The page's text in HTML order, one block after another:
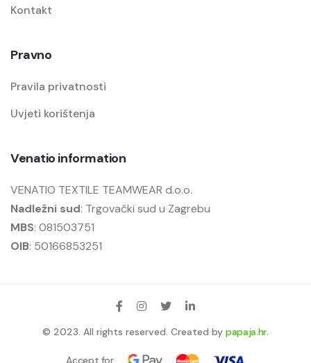
Kontakt
Pravno
Pravila privatnosti
Uvjeti korištenja
Venatio information
VENATIO TEXTILE TEAMWEAR d.o.o.
Nadležni sud: Trgovački sud u Zagrebu
MBS: 081503751
OIB: 50166853251
© 2023. All rights reserved. Created bypapaja.hr.
Accept for